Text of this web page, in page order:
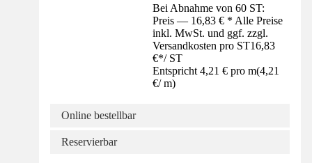
Bei Abnahme von 60 ST:
Preis — 16,83 € * Alle Preise
inkl. MwSt. und ggf. zzgl.
Versandkosten pro ST16,83
€*/ ST
Entspricht 4,21 € pro m(4,21
€/ m)
Online bestellbar
Reservierbar